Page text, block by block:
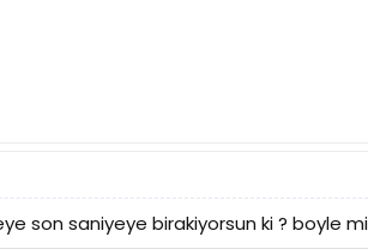
son saniyeye birakiyorsun ki ? boyle